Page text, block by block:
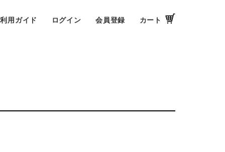
用ガイド ログイン 会員登録 カート